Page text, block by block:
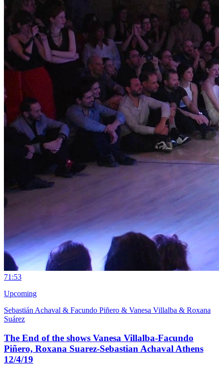
71:53
Upcoming
Sebastián Achaval & Facundo Piñero & Vanesa Villalba & Roxana
Suárez
The End of the shows Vanesa Villalba-Facundo
Piñero, Roxana Suarez-Sebastian Achaval Athens
12/4/19